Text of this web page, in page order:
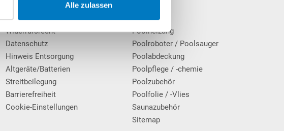
Alle zulassen
AGB / Verbraucherinformationen
Widerrufsrecht
Datenschutz
Hinweis Entsorgung
Altgeräte/Batterien
Streitbeilegung
Barrierefreiheit
Cookie-Einstellungen
Pool
Poolheizung
Poolroboter / Poolsauger
Poolabdeckung
Poolpflege / -chemie
Poolzubehör
Poolfolie / -Vlies
Saunazubehör
Sitemap